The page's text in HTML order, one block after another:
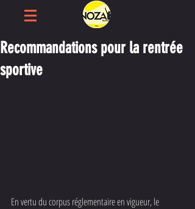
Recommandations pour la rentrée
sportive
En vertu du corpus réglementaire en vigueur, le